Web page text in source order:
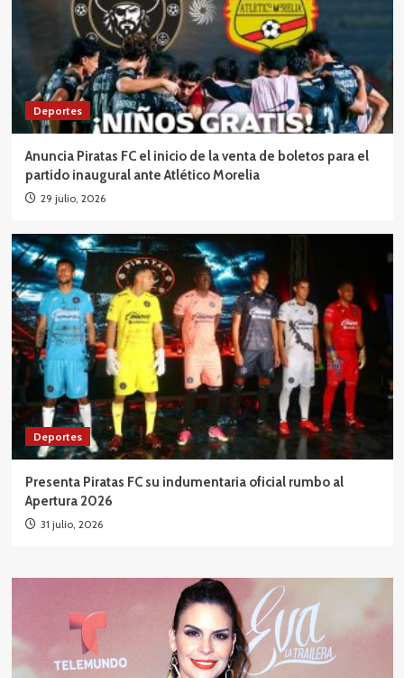
Deportes
Anuncia Piratas FC el inicio de la venta de boletos para el
partido inaugural ante Atlético Morelia
29 julio, 2026
Deportes
Presenta Piratas FC su indumentaria oficial rumbo al
Apertura 2026
31 julio, 2026